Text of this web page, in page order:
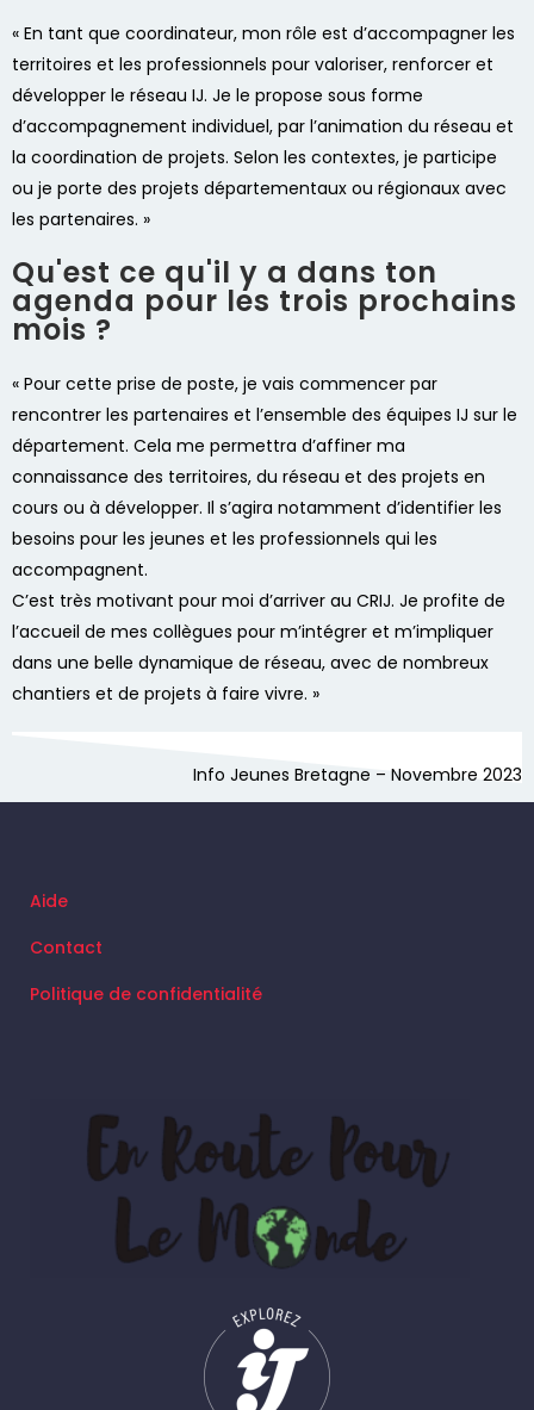
« En tant que coordinateur, mon rôle est d’accompagner les
territoires et les professionnels pour valoriser, renforcer et
développer le réseau IJ. Je le propose sous forme
d’accompagnement individuel, par l’animation du réseau et
la coordination de projets. Selon les contextes, je participe
ou je porte des projets départementaux ou régionaux avec
les partenaires. »
Qu'est ce qu'il y a dans ton
agenda pour les trois prochains
mois ?
« Pour cette prise de poste, je vais commencer par
rencontrer les partenaires et l’ensemble des équipes IJ sur le
département. Cela me permettra d’affiner ma
connaissance des territoires, du réseau et des projets en
cours ou à développer. Il s’agira notamment d’identifier les
besoins pour les jeunes et les professionnels qui les
accompagnent.
C’est très motivant pour moi d’arriver au CRIJ. Je profite de
l’accueil de mes collègues pour m’intégrer et m’impliquer
dans une belle dynamique de réseau, avec de nombreux
chantiers et de projets à faire vivre. »
Info Jeunes Bretagne – Novembre 2023
Aide
Contact
Politique de confidentialité